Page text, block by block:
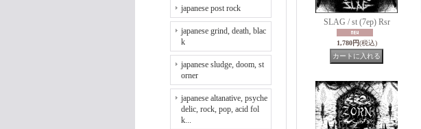
japanese post rock
japanese grind, death, blac
k
japanese sludge, doom, st
orner
japanese altanative, psyche
delic, rock, pop, acid fol
k...
SLAG / st (7ep) Rsr
1,780円(税込)